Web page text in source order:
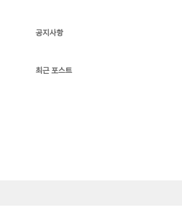
공지사항
최근 포스트